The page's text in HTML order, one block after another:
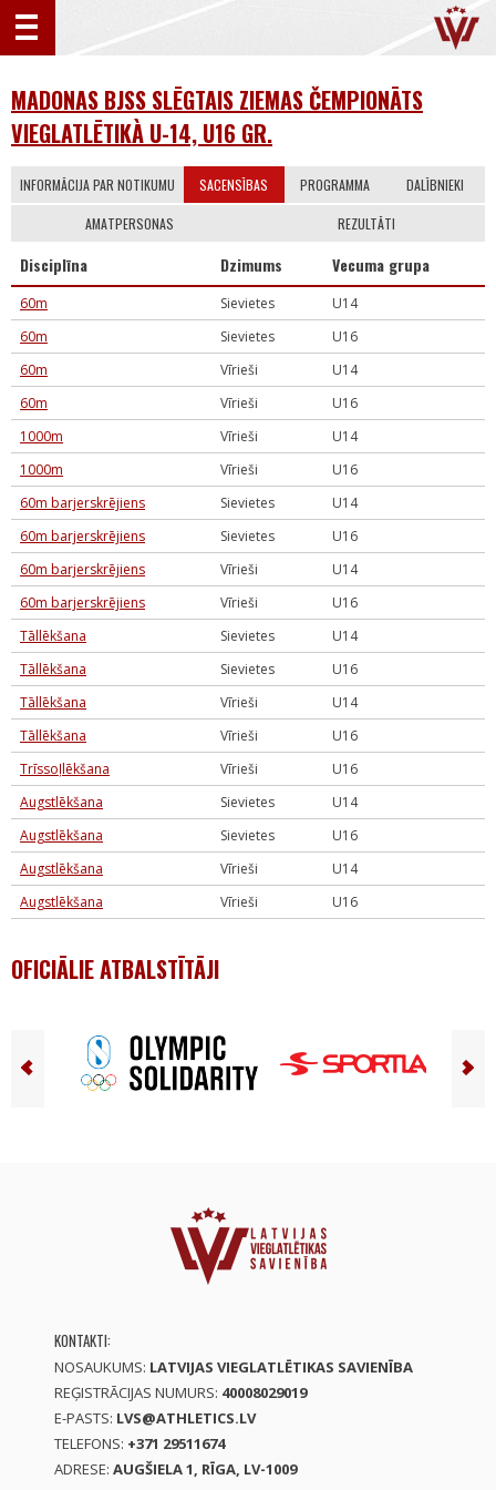
MADONAS BJSS SLĒGTAIS ZIEMAS ČEMPIONĀTS
VIEGLATLĒTIKÀ U-14, U16 GR.
INFORMĀCIJA PAR NOTIKUMU SACENSĪBAS PROGRAMMA DALĪBNIEKI
AMATPERSONAS REZULTĀTI
Disciplīna Dzimums Vecuma grupa
60m Sievietes
U14
60m
Sievietes
U16
60m
Vīrieši
U14
60m
Vīrieši
U16
1000m
Vīrieši
U14
1000m
Vīrieši
U16
60m barjerskrējiens
Sievietes
U14
60m barjerskrējiens
Sievietes
U16
60m barjerskrējiens
Vīrieši
U14
60m barjerskrējiens
Vīrieši
U16
Tāllēkšana
Sievietes
U14
Tāllēkšana
Sievietes
U16
Tāllēkšana
Vīrieši
U14
Tāllēkšana
Vīrieši
U16
Trīssoļlēkšana
Vīrieši
U16
Augstlēkšana
Sievietes
U14
Augstlēkšana
Sievietes
U16
Augstlēkšana
Vīrieši
U14
Augstlēkšana
Vīrieši U16
OFICIĀLIE ATBALSTĪTĀJI
KONTAKTI:
NOSAUKUMS: LATVIJAS VIEGLATLĒTIKAS SAVIENĪBA
REĢISTRĀCIJAS NUMURS: 40008029019
E-PASTS: LVS@ATHLETICS.LV
TELEFONS: +371 29511674
ADRESE: AUGŠIELA 1, RĪGA, LV-1009